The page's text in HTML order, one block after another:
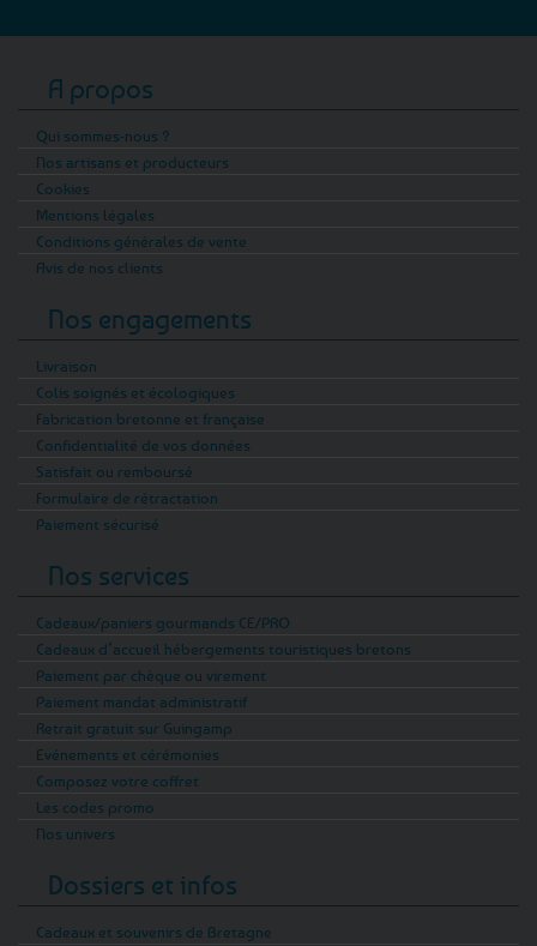
A propos
Qui sommes-nous ?
Nos artisans et producteurs
Cookies
Mentions légales
Conditions générales de vente
Avis de nos clients
Nos engagements
Livraison
Colis soignés et écologiques
Fabrication bretonne et française
Confidentialité de vos données
Satisfait ou remboursé
Formulaire de rétractation
Paiement sécurisé
Nos services
Cadeaux/paniers gourmands CE/PRO
Cadeaux d’accueil hébergements touristiques bretons
Paiement par chèque ou virement
Paiement mandat administratif
Retrait gratuit sur Guingamp
Evénements et cérémonies
Composez votre coffret
Les codes promo
Nos univers
Dossiers et infos
Cadeaux et souvenirs de Bretagne